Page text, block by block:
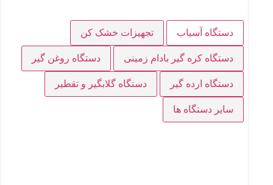
دستگاه آسیاب تجهیزات خشک کن
دستگاه کره گیر بادام زمینی دستگاه روغن گیر
دستگاه ارده گیر دستگاه گلابگیر و تقطیر
سایر دستگاه ها